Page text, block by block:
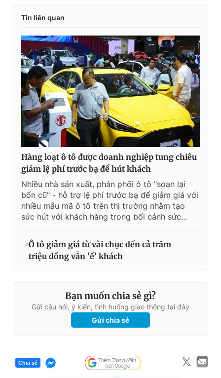
Tin liên quan
Hàng loạt ô tô được doanh nghiệp tung chiêu
giảm lệ phí trước bạ để hút khách
Nhiều nhà sản xuất, phân phối ô tô "soạn lại
bổn cũ" - hỗ trợ lệ phí trước bạ để giảm giá với
nhiều mẫu mã ô tô trên thị trường nhằm tạo
sức hút với khách hàng trong bối cảnh sức...
Ô tô giảm giá từ vài chục đến cả trăm
triệu đồng vẫn 'ế' khách
Bạn muốn chia sẻ gì?
Gửi câu hỏi, ý kiến, tình huống giao thông tại đây
Gửi chia sẻ
Chia sẻ